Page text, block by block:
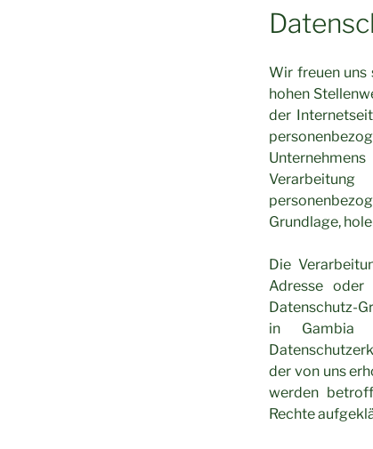
Wir freuen uns
hohen
der
Grundlage,
Die
Adresse
Datenschutz-
in Gambia
der von uns
werden
Rechte